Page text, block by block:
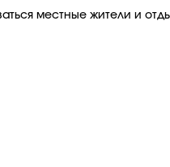
местные жители и